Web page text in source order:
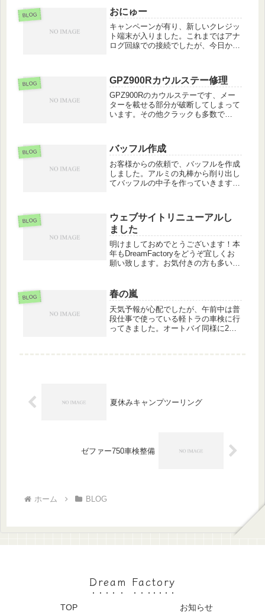
完了いたしました。このままオーバー
ヒート状態で走り続けると、ヘッド
ガ...
BLOG おにゅー
キャンペーンが有り、新しいクレジッ
ト端末が入りました。これまではアナ
ログ回線での接続でしたが、今日から
払いのお客様が増えました少しでも時
間短縮してお待たせしないように出
来...
BLOG GPZ900Rカウルステー修理
GPZ900Rのカウルステーです、メー
ターを載せる部分が破断してしまって
います。その他クラックも多数で
すね。
BLOG バッフル作成
お客様からの依頼で、バッフルを作成
しました。アルミの丸棒から削り出し
てバッフルの中子を作っていきます。
う物を作るしかありません。こんな感
じに寸法を出して、後は希望に合った
仕...
BLOG
ウェブサイトリニューアルし
ました
明けましておめでとうございます！本
年もDreamFactoryをどうぞ宜しくお
願い致します。お気付きの方も多いか
えば15年前の開業時、エディターでち
まちまと書いて公開したの...
BLOG 春の嵐
天気予報が心配でしたが、午前中は普
段仕事で使っている軽トラの車検に行
ってきました。オートバイ同様に2年
夏休みキャンプツーリング
ゼファー750車検整備
ホーム BLOG
Dream Factory
TOP お知らせ